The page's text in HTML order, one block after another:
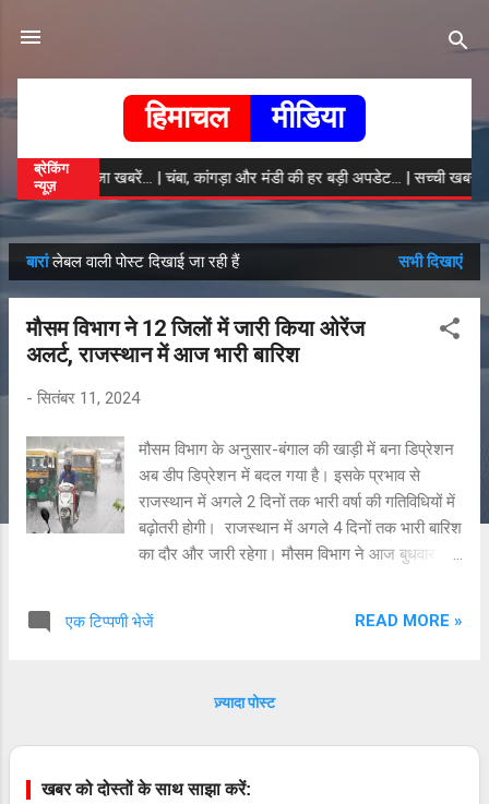
हिमाचल मीडिया
ब्रेकिंग
न्यूज़
हिमाचल की ताजा खबरें... | चंबा, कांगड़ा और मंडी की हर बड़ी अपडेट... | सच्ची खबर,
सं
दे
बारांलेबल वाली पोस्ट दिखाई जा रही हैं सभी दिखाएं
मौसम विभाग ने 12 जिलों में जारी किया ओरेंज
अलर्ट, राजस्थान में आज भारी बारिश
- सितंबर 11, 2024
मौसम विभाग के अनुसार-बंगाल की खाड़ी में बना डिप्रेशन
अब डीप डिप्रेशन में बदल गया है। इसके प्रभाव से
राजस्थान में अगले 2 दिनों तक भारी वर्षा की गतिविधियों में
बढ़ोतरी होगी। राजस्थान में अगले 4 दिनों तक भारी बारिश
का दौर और जारी रहेगा। मौसम विभाग ने आज बुधवार को
बांसवाड़ा, बूंदी, झालावाड़, कोटा, प्रतापगढ़, सवाई माधोपुर
सामान्य वर्षा का स्तर जहां 390.68 एमएम है वहीं अब तक
तरह भरे हुए थे, अब इनकी संख्या बढ़कर 357 पहुंच चुकी
एक टिप्पणी भेजें READ MORE »
ज़्यादा पोस्ट
खबर को दोस्तों के साथ साझा करें: